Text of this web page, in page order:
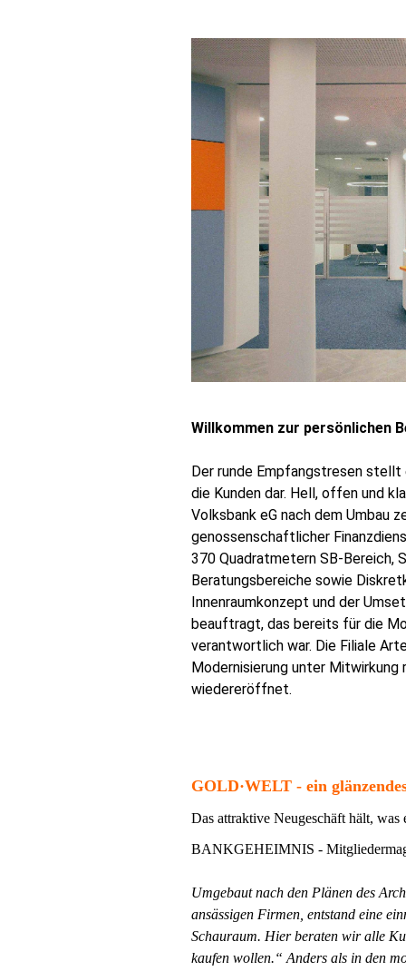
Willkommen zur persönlichen
Der runde Empfangstresen
die Kunden dar. Hell, offen und
Volksbank eG nach dem Umbau
genossenschaftlicher
370 Quadratmetern SB-Bereich,
Beratungsbereiche sowie
Innenraumkonzept und der
beauftragt, das bereits für die
verantwortlich war. Die Filiale
Modernisierung unter Mitwirkung
wiedereröffnet.
GOLD·WELT - ein
Das attraktive Neugeschäft hält, was
BANKGEHEIMNIS -
Umgebaut nach den Plänen des
ansässigen Firmen, entstand eine
Schauraum. Hier beraten wir alle
kaufen wollen.“ Anders als in den